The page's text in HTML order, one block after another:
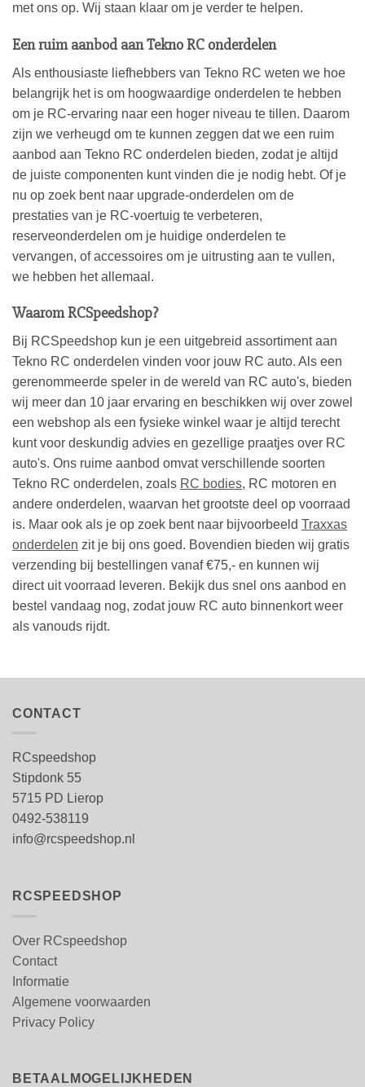
met ons op. Wij staan klaar om je verder te helpen.
Een ruim aanbod aan Tekno RC onderdelen
Als enthousiaste liefhebbers van Tekno RC weten we hoe
belangrijk het is om hoogwaardige onderdelen te hebben
om je RC-ervaring naar een hoger niveau te tillen. Daarom
zijn we verheugd om te kunnen zeggen dat we een ruim
aanbod aan Tekno RC onderdelen bieden, zodat je altijd
de juiste componenten kunt vinden die je nodig hebt. Of je
nu op zoek bent naar upgrade-onderdelen om de
prestaties van je RC-voertuig te verbeteren,
reserveonderdelen om je huidige onderdelen te
vervangen, of accessoires om je uitrusting aan te vullen,
we hebben het allemaal.
Waarom RCSpeedshop?
Bij RCSpeedshop kun je een uitgebreid assortiment aan
Tekno RC onderdelen vinden voor jouw RC auto. Als een
gerenommeerde speler in de wereld van RC auto's, bieden
wij meer dan 10 jaar ervaring en beschikken wij over zowel
een webshop als een fysieke winkel waar je altijd terecht
kunt voor deskundig advies en gezellige praatjes over RC
auto's. Ons ruime aanbod omvat verschillende soorten
Tekno RC onderdelen, zoals RC bodies, RC motoren en
andere onderdelen, waarvan het grootste deel op voorraad
is. Maar ook als je op zoek bent naar bijvoorbeeld Traxxas
onderdelen zit je bij ons goed. Bovendien bieden wij gratis
verzending bij bestellingen vanaf €75,- en kunnen wij
direct uit voorraad leveren. Bekijk dus snel ons aanbod en
bestel vandaag nog, zodat jouw RC auto binnenkort weer
als vanouds rijdt.
CONTACT
RCspeedshop
Stipdonk 55
5715 PD Lierop
0492-538119
info@rcspeedshop.nl
RCSPEEDSHOP
Over RCspeedshop
Contact
Informatie
Algemene voorwaarden
Privacy Policy
BETAALMOGELIJKHEDEN